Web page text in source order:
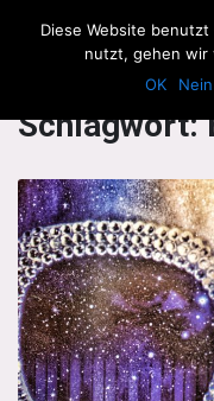
The
Schlagwort:
Diese Website
nutzt, gehen wir
OK
Nein